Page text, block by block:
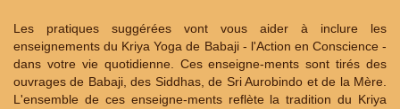
Les pratiques suggérées vont vous aider à inclure les
enseignements du Kriya Yoga de Babaji - l'Action en Conscience -
dans votre vie quotidienne. Ces enseigne-ments sont tirés des
ouvrages de Babaji, des Siddhas, de Sri Aurobindo et de la Mère.
L'ensemble de ces enseigne-ments reflète la tradition du Kriya